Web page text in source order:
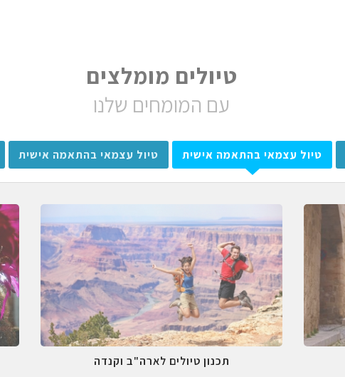
טיולים מומלצים
עם המומחים שלנו
טיול עצמאי בהתאמה אישית טיול עצמאי בהתאמה אישית
תכנון טיולים לארה"ב וקנדה